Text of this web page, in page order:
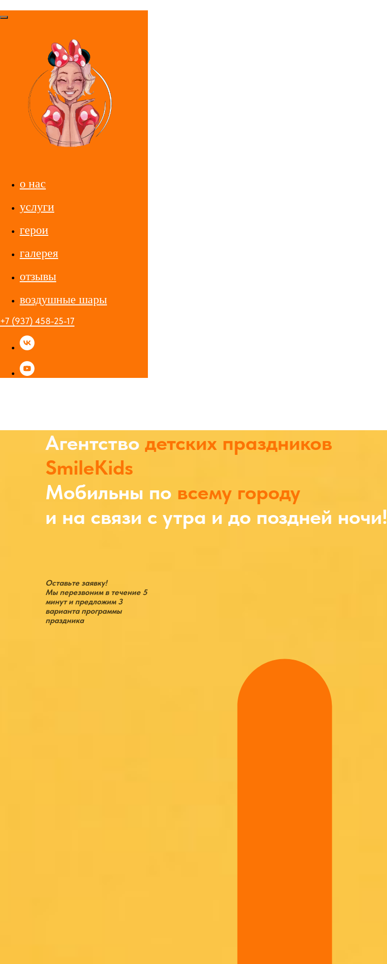
о нас
услуги
герои
галерея
отзывы
воздушные шары
+7 (937) 458-25-17
Агентство детских праздников
SmileKids
Мобильны по всему городу
и на связи с утра и до поздней ночи!
Оставьте заявку!
Мы перезвоним в течение 5
минут и предложим 3
варианта программы
праздника